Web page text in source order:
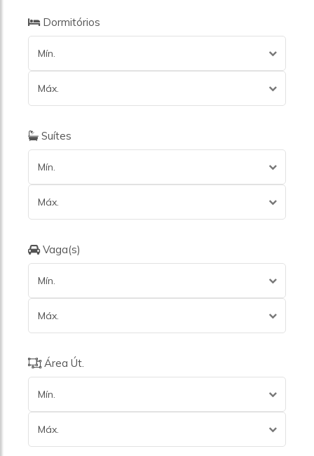
Dormitórios
Mín.
Máx.
Suítes
Mín.
Máx.
Vaga(s)
Mín.
Máx.
Área Út.
Mín.
Máx.